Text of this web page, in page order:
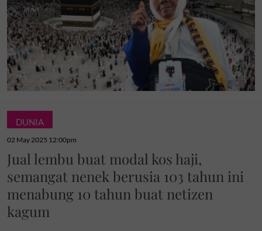
DUNIA
02 May 2025 12:00pm
Jual lembu buat modal kos haji,
semangat nenek berusia 103 tahun ini
menabung 10 tahun buat netizen
kagum